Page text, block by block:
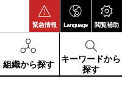
緊急情報 Language 閲覧補助
組織から探す
キーワードから
探す